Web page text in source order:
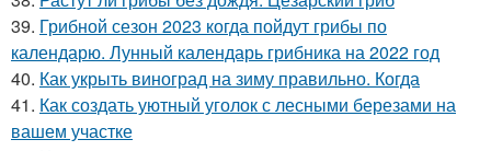
39. Грибной сезон 2023 когда пойдут грибы по
календарю. Лунный календарь грибника на 2022 год
40. Как укрыть виноград на зиму правильно. Когда
41. Как создать уютный уголок с лесными березами на
вашем участке